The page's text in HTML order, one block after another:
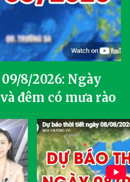
8/2026: Ngày
đêm có mưa rào